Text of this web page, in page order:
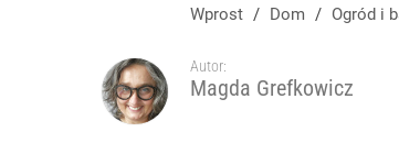
Wprost / Dom / Ogród i
Autor:
Magda Grefkowicz